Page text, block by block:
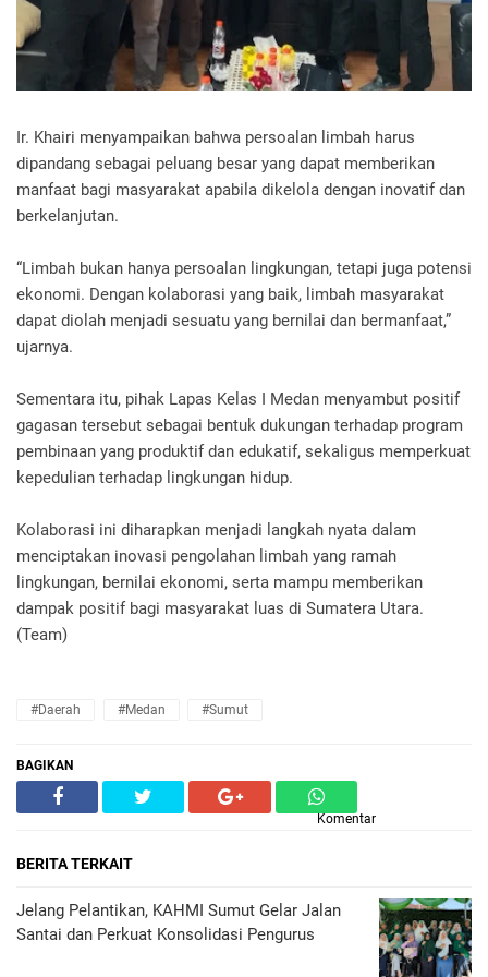
‎Ir. Khairi menyampaikan bahwa persoalan limbah harus
dipandang sebagai peluang besar yang dapat memberikan
manfaat bagi masyarakat apabila dikelola dengan inovatif dan
berkelanjutan.
‎“Limbah bukan hanya persoalan lingkungan, tetapi juga potensi
ekonomi. Dengan kolaborasi yang baik, limbah masyarakat
dapat diolah menjadi sesuatu yang bernilai dan bermanfaat,”
ujarnya.
‎Sementara itu, pihak Lapas Kelas I Medan menyambut positif
gagasan tersebut sebagai bentuk dukungan terhadap program
pembinaan yang produktif dan edukatif, sekaligus memperkuat
kepedulian terhadap lingkungan hidup.
‎Kolaborasi ini diharapkan menjadi langkah nyata dalam
menciptakan inovasi pengolahan limbah yang ramah
lingkungan, bernilai ekonomi, serta mampu memberikan
dampak positif bagi masyarakat luas di Sumatera Utara.
(Team)
#Daerah #Medan #Sumut
BAGIKAN
Komentar
BERITA TERKAIT
Jelang Pelantikan, KAHMI Sumut Gelar Jalan
Santai dan Perkuat Konsolidasi Pengurus